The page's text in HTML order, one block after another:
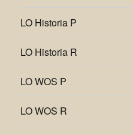
LO Historia P
LO Historia R
LO WOS P
LO WOS R